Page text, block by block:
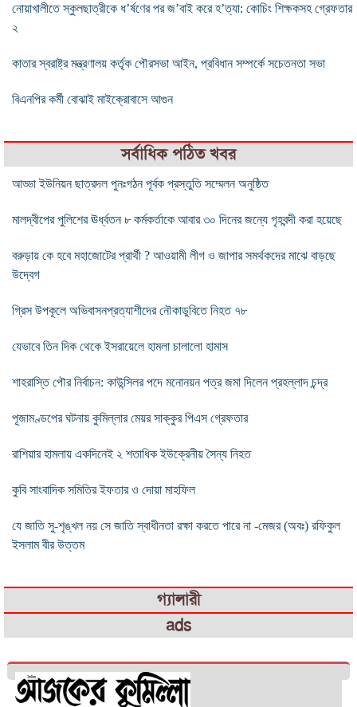
নোয়াখালীতে স্কুলছাত্রীকে ধ’র্ষণের পর জ’বাই করে হ’ত্যা: কোচিং শিক্ষকসহ গ্রেফতার
২
কাতার স্বরাষ্ট্র মন্ত্রণালয় কর্তৃক পৌরসভা আইন, প্রবিধান সম্পর্কে সচেতনতা সভা
বিএনপির কর্মী বোঝাই মাইক্রোবাসে আগুন
সর্বাধিক পঠিত খবর
আড্ডা ইউনিয়ন ছাত্রদল পুনঃগঠন পূর্বক প্রস্তুতি সম্মেলন অনুষ্ঠিত
মালদ্বীপের পুলিশের ঊর্ধ্বতন ৮ কর্মকর্তাকে আবার ৩০ দিনের জন্যে গৃহবন্দী করা হয়েছে
বরুড়ায় কে হবে মহাজোটের প্রার্থী ? আওয়ামী লীগ ও জাপার সমর্থকদের মাঝে বাড়ছে
উদ্বেগ
গ্রিস উপকূলে অভিবাসনপ্রত্যাশীদের নৌকাডুবিতে নিহত ৭৮
যেভাবে তিন দিক থেকে ইসরায়েলে হামলা চালালো হামাস
শাহরাস্তি পৌর নির্বাচন: কাউন্সিলর পদে মনোনয়ন পত্র জমা দিলেন প্রহল্লাদ চন্দ্র
পূজামণ্ডপের ঘটনায় কুমিল্লার মেয়র সাক্কুর পিএস গ্রেফতার
রাশিয়ার হামলায় একদিনেই ২ শতাধিক ইউক্রেনীয় সৈন্য নিহত
কুবি সাংবাদিক সমিতির ইফতার ও দোয়া মাহফিল
যে জাতি সু-শৃঙ্খল নয় সে জাতি স্বাধীনতা রক্ষা করতে পারে না -মেজর (অবঃ) রফিকুল
ইসলাম বীর উত্তম
গ্যালারী
ads